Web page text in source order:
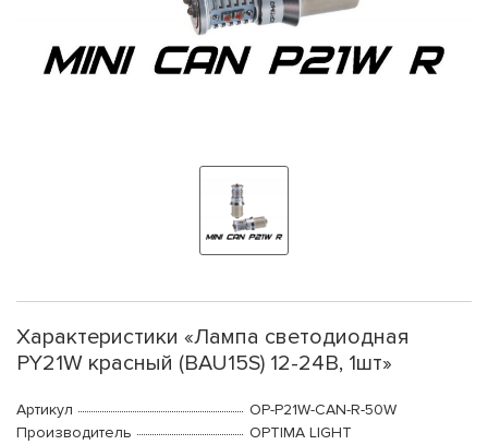
Характеристики «Лампа светодиодная
PY21W красный (BAU15S) 12-24В, 1шт»
Артикул
OP-P21W-CAN-R-50W
Производитель
OPTIMA LIGHT